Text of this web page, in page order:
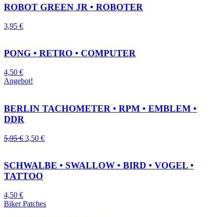
ROBOT GREEN JR • ROBOTER
3,95 €
PONG • RETRO • COMPUTER
4,50 €
Angebot!
BERLIN TACHOMETER • RPM • EMBLEM •
DDR
5,95€ 3,50 €
SCHWALBE • SWALLOW • BIRD • VOGEL •
TATTOO
4,50 €
Biker Patches